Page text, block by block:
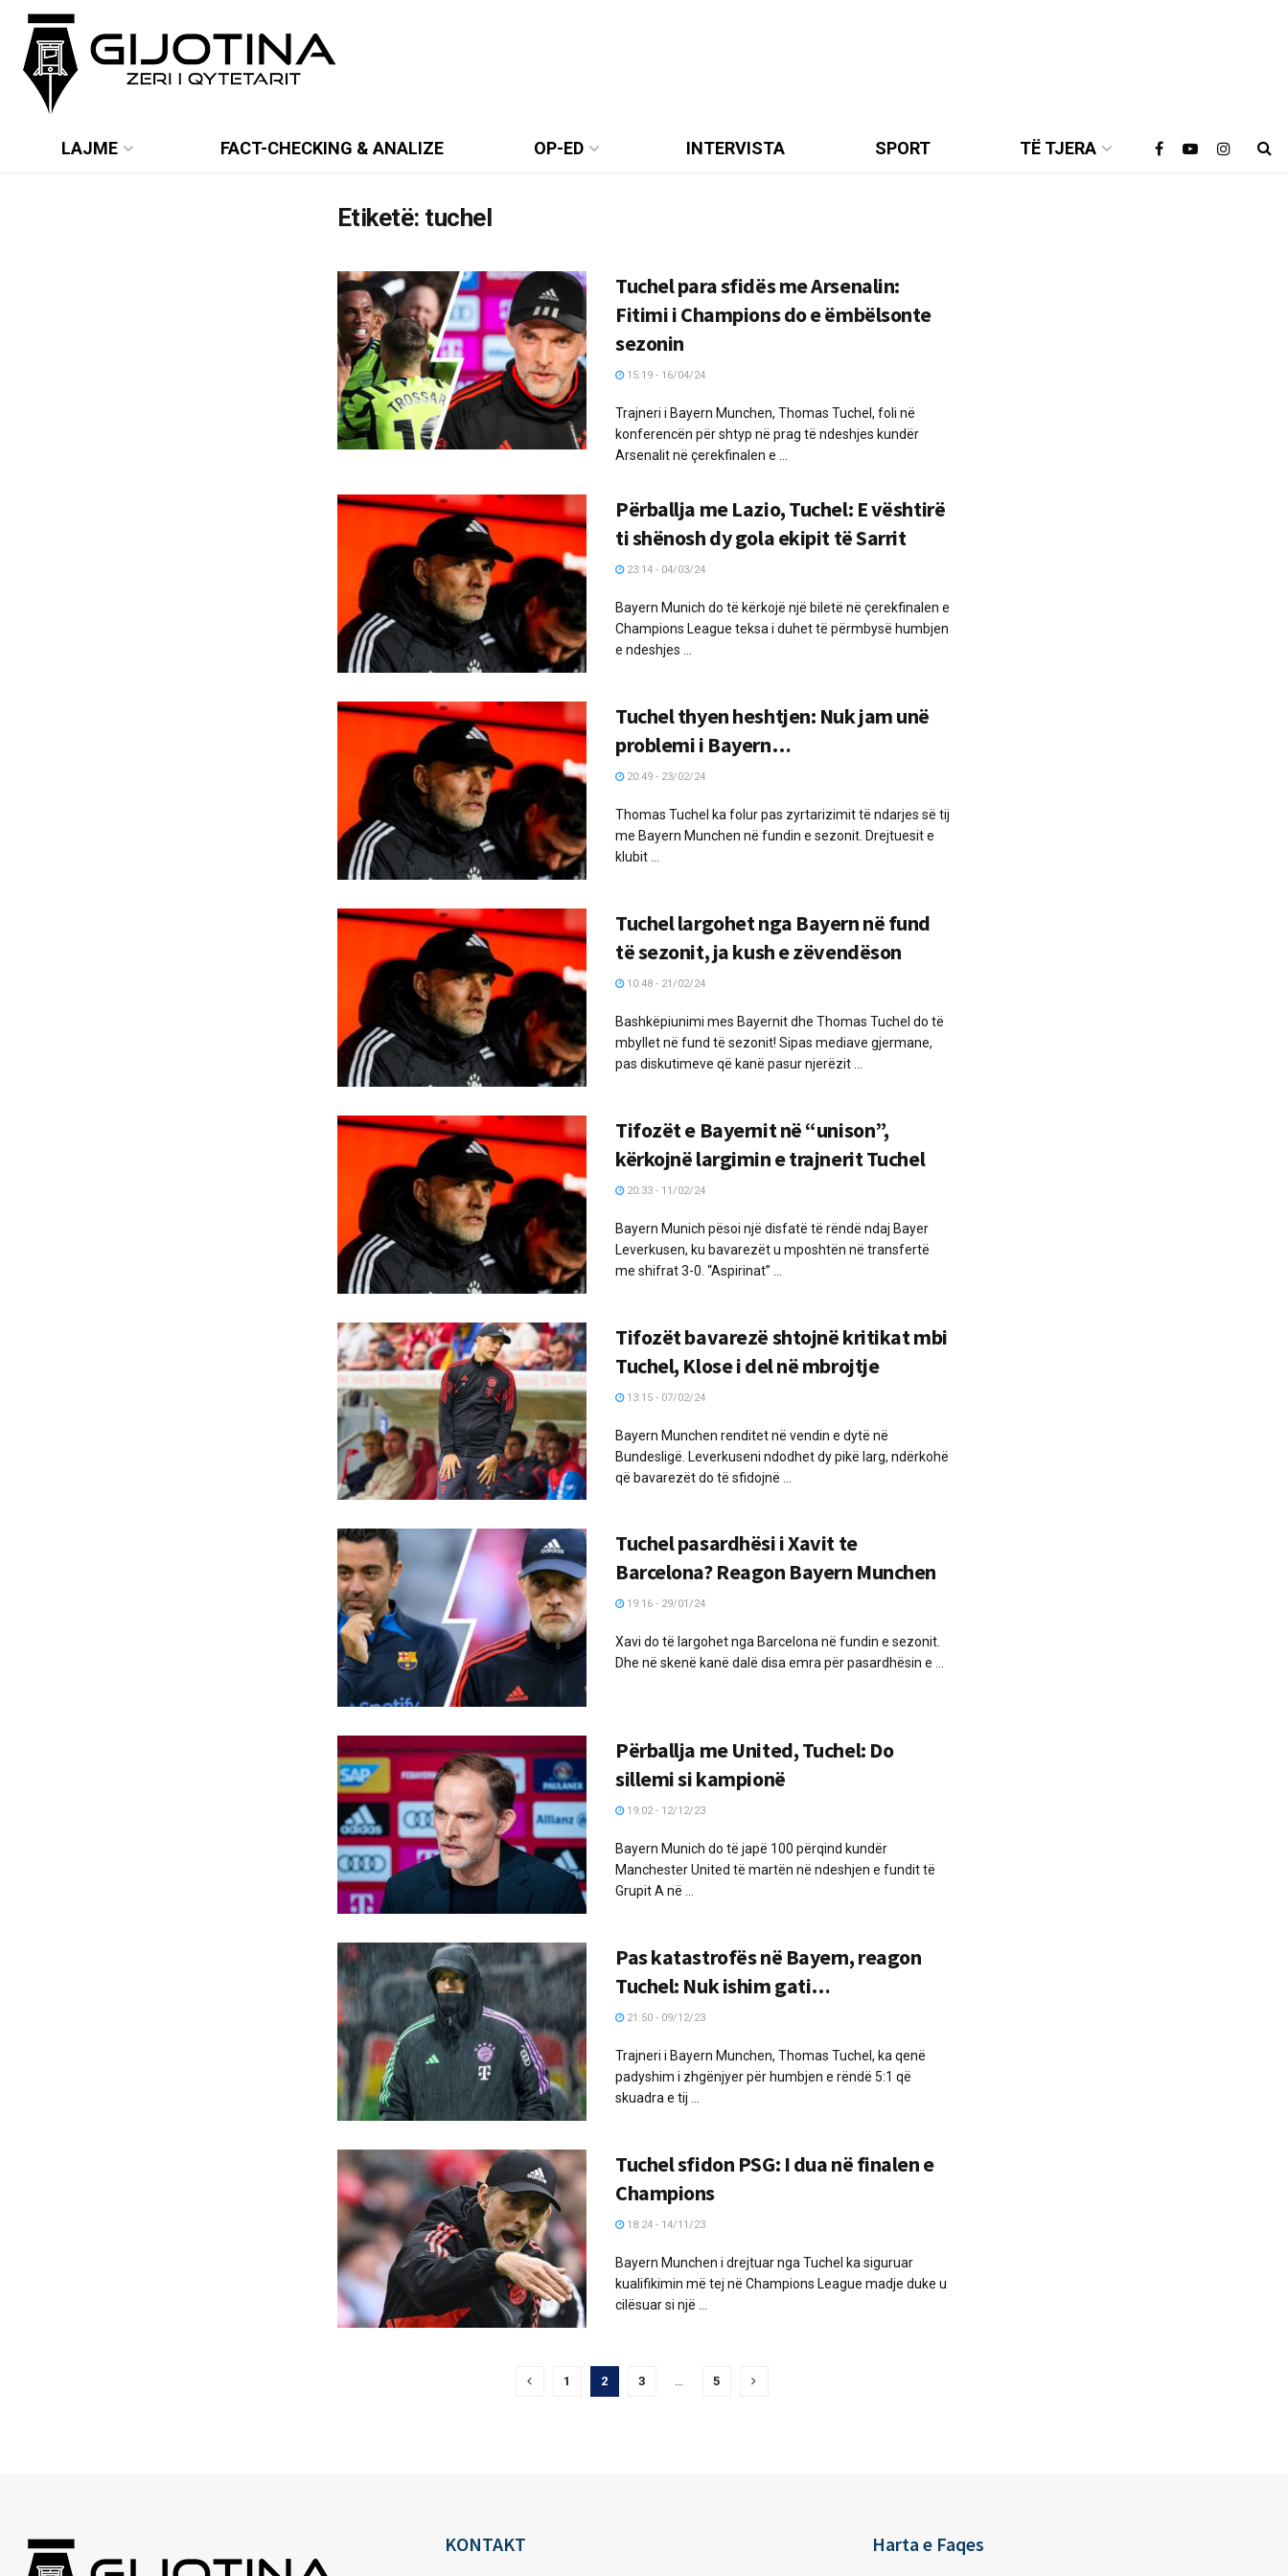
LAJME FACT-CHECKING & ANALIZE OP-ED INTERVISTA SPORT TË TJERA
Etiketë: tuchel
Tuchel para sfidës me Arsenalin:
Fitimi i Champions do e ëmbëlsonte
sezonin
15:19 - 16/04/24
Trajneri i Bayern Munchen, Thomas Tuchel, foli në
konferencën për shtyp në prag të ndeshjes kundër
Arsenalit në çerekfinalen e ...
Përballja me Lazio, Tuchel: E vështirë
ti shënosh dy gola ekipit të Sarrit
23:14 - 04/03/24
Bayern Munich do të kërkojë një biletë në çerekfinalen e
Champions League teksa i duhet të përmbysë humbjen
e ndeshjes ...
Tuchel thyen heshtjen: Nuk jam unë
problemi i Bayern…
20:49 - 23/02/24
Thomas Tuchel ka folur pas zyrtarizimit të ndarjes së tij
me Bayern Munchen në fundin e sezonit. Drejtuesit e
klubit ...
Tuchel largohet nga Bayern në fund
të sezonit, ja kush e zëvendëson
10:48 - 21/02/24
Bashkëpiunimi mes Bayernit dhe Thomas Tuchel do të
mbyllet në fund të sezonit! Sipas mediave gjermane,
pas diskutimeve që kanë pasur njerëzit ...
Tifozët e Bayernit në “unison”,
kërkojnë largimin e trajnerit Tuchel
20:33 - 11/02/24
Bayern Munich pësoi një disfatë të rëndë ndaj Bayer
Leverkusen, ku bavarezët u mposhtën në transfertë
me shifrat 3-0. “Aspirinat” ...
Tifozët bavarezë shtojnë kritikat mbi
Tuchel, Klose i del në mbrojtje
13:15 - 07/02/24
Bayern Munchen renditet në vendin e dytë në
Bundesligë. Leverkuseni ndodhet dy pikë larg, ndërkohë
që bavarezët do të sfidojnë ...
Tuchel pasardhësi i Xavit te
Barcelona? Reagon Bayern Munchen
19:16 - 29/01/24
Xavi do të largohet nga Barcelona në fundin e sezonit.
Dhe në skenë kanë dalë disa emra për pasardhësin e ...
Përballja me United, Tuchel: Do
sillemi si kampionë
19:02 - 12/12/23
Bayern Munich do të japë 100 përqind kundër
Manchester United të martën në ndeshjen e fundit të
Grupit A në ...
Pas katastrofës në Bayern, reagon
Tuchel: Nuk ishim gati…
21:50 - 09/12/23
Trajneri i Bayern Munchen, Thomas Tuchel, ka qenë
padyshim i zhgënjyer për humbjen e rëndë 5:1 që
skuadra e tij ...
Tuchel sfidon PSG: I dua në finalen e
Champions
18:24 - 14/11/23
Bayern Munchen i drejtuar nga Tuchel ka siguruar
kualifikimin më tej në Champions League madje duke u
cilësuar si një ...
1 2 3 … 5
KONTAKT Harta e Faqes